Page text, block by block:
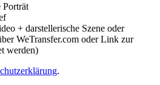
Porträt
+ darstellerische Szene oder
WeTransfer.com oder Link zur
werden)
.